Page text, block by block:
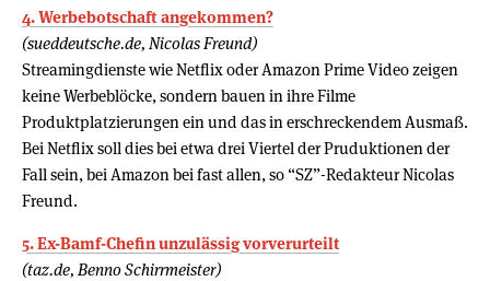
4. Werbebotschaft angekommen?
(sueddeutsche.de, Nicolas Freund)
Streamingdienste wie Netflix oder Amazon Prime Video zeigen
keine Werbeblöcke, sondern bauen in ihre Filme
Produktplatzierungen ein und das in erschreckendem Ausmaß.
Bei Netflix soll dies bei etwa drei Viertel der Pruduktionen der
Fall sein, bei Amazon bei fast allen, so “SZ”-Redakteur Nicolas
Freund.
5. Ex-Bamf-Chefin unzulässig vorverurteilt
(taz.de, Benno Schirrmeister)